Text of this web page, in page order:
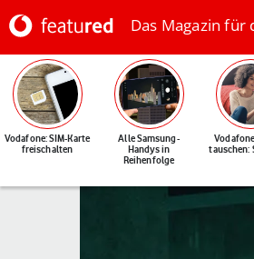
Das Magazin für
Vodafone: SIM-Karte
freischalten
Alle Samsung-
Handys in
Reihenfolge
tauschen: